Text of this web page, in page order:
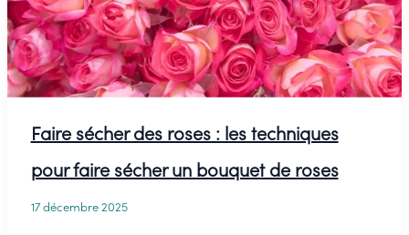
table
de
Saint-
romantique
Faire sécher des roses : les techniques
pour faire sécher un bouquet de roses
17 décembre 2025